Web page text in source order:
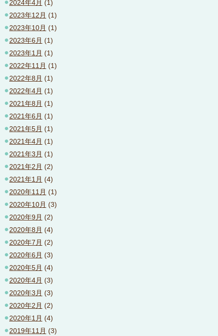
2024年4月 (1)
2023年12月 (1)
2023年10月 (1)
2023年6月 (1)
2023年1月 (1)
2022年11月 (1)
2022年8月 (1)
2022年4月 (1)
2021年8月 (1)
2021年6月 (1)
2021年5月 (1)
2021年4月 (1)
2021年3月 (1)
2021年2月 (2)
2021年1月 (4)
2020年11月 (1)
2020年10月 (3)
2020年9月 (2)
2020年8月 (4)
2020年7月 (2)
2020年6月 (3)
2020年5月 (4)
2020年4月 (3)
2020年3月 (3)
2020年2月 (2)
2020年1月 (4)
2019年11月 (3)